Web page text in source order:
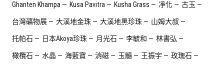
Ghanten Khampa Kusa Pavitra Kusha Grass 凈化 古玉
台灣礦物展 大溪地金珠 大溪地黑珍珠 山姆大叔
托帕石 日本Akoya珍珠 月光石 李毓和 林書弘
橄欖石 水晶 海藍寶 消磁 玉髓 王振宇 玫瑰石